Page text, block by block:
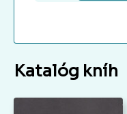
Katalóg kníh